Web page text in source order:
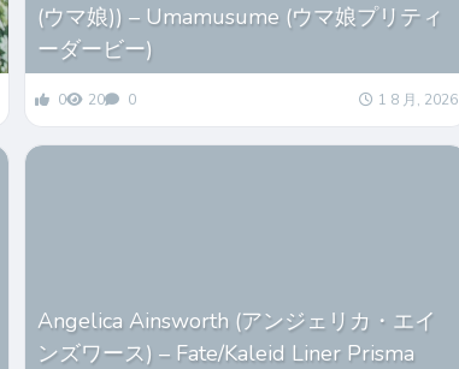
(ウマ娘)) – Umamusume (ウマ娘プリティ
ーダービー)
0 20 0 1 8 月, 2026
Angelica Ainsworth (アンジェリカ・エイ
ンズワース) – Fate/Kaleid Liner Prisma